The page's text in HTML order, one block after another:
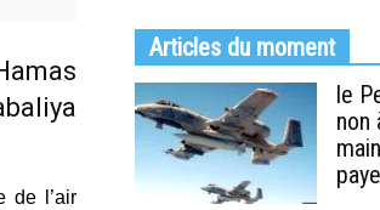
de l’air
Articles du moment
le
non